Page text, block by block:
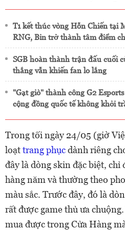
T1 kết thúc vòng Hỗn Chiến tại
RNG, Bin trở thành tâm điểm
SGB hoàn thành trận đấu cuối
thắng vẫn khiến fan lo lắng
"Gạt giò" thành công G2
cộng đồng quốc tế không khỏi
Trong tối ngày 24/05 (giờ
loạttrang phụcdành riêng
đây là dòng skin đặc biệt, chỉ
hàng năm và thường theo
màu sắc. Trước đây, đó là
rất được game thủ ưa
mua được trong Cửa Hàng